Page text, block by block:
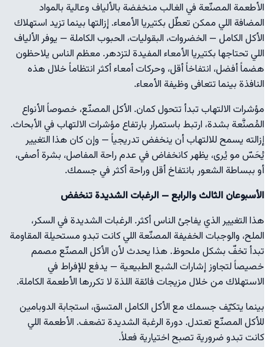
الأطعمة المصنّعة في الغالب منخفضة بالألياف وعالية بالمواد
المضافة اللي ممكن تعطّل بكتيريا الأمعاء. إزالتها بينما تزيد استهلاك
الأكل الكامل — الخضروات، البقوليات، الحبوب الكاملة — يوفر الألياف
اللي تحتاجها بكتيريا الأمعاء المفيدة لتزدهر. معظم الناس يلاحظون
هضماً أفضل، انتفاخاً أقل، وحركات أمعاء أكثر انتظاماً خلال هذه
النافذة بينما تتعافى وظيفة الأمعاء.
مؤشرات الالتهاب تبدأ تتحول كمان. الأكل المصنّع، خصوصاً الأنواع
المُصنَّعة بشدة، ارتبط باستمرار بارتفاع مؤشرات الالتهاب في الأبحاث.
إزالته يسمح للالتهاب أن ينخفض تدريجياً — وإن كان هذا التغيير
يُحَسّ مو يُرى، يظهر كانخفاض في عدم راحة المفاصل، بشرة أصفى،
أو ببساطة الشعور بانتفاخ أقل وراحة أكثر في جسمك.
الأسبوعان الثالث والرابع — الرغبات الشديدة تنخفض
هذا التغيير الذي يفاجئ الناس أكثر. الرغبات الشديدة في السكر،
الملح، والوجبات الخفيفة المصنّعة اللي كانت تبدو مستحيلة المقاومة
تبدأ تخفّ بشكل ملحوظ. هذا يحدث لأن الأكل المصنّع مصمم
خصيصاً لتجاوز إشارات الشبع الطبيعية — يدفع للإفراط في
الاستهلاك من خلال مزيجات فائقة اللذة لا تكررها الأطعمة الكاملة.
بينما يتكيّف جسمك مع الأكل الكامل المتسق، استجابة الدوبامين
للأكل المصنّع تعتدل. دورة الرغبة الشديدة تضعف. الأطعمة اللي
كانت تبدو ضرورية تصبح اختيارية فعلاً.